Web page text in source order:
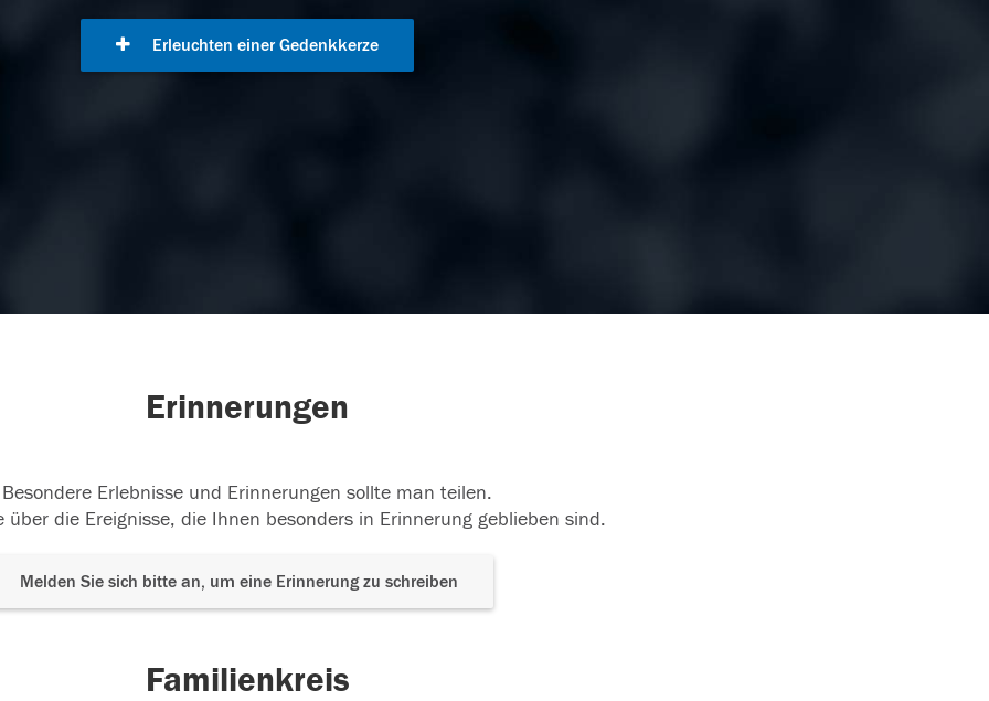
Erleuchten einer Gedenkkerze
Erinnerungen
Besondere Erlebnisse und Erinnerungen sollte man teilen.
über die Ereignisse, die Ihnen besonders in Erinnerung geblieben sind.
Melden Sie sich bitte an, um eine Erinnerung zu schreiben
Familienkreis